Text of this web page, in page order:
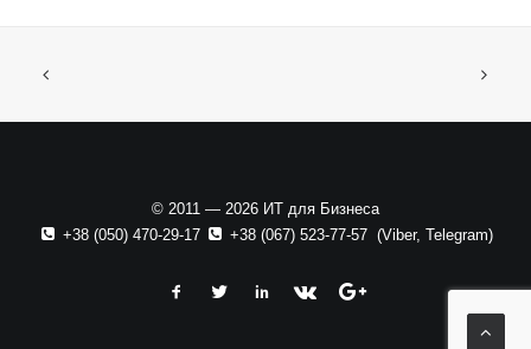
© 2011 — 2026 ИТ для Бизнеса
+38 (050) 470-29-17
+38 (067) 523-77-57(Viber, Telegram)